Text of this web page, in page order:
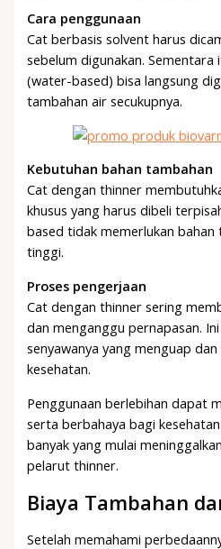
Cara penggunaan
Cat berbasis solvent harus
sebelum digunakan.
(water-based) bisa langsung
tambahan air secukupnya.
Kebutuhan bahan tambahan
Cat dengan thinner
khusus yang harus dibeli
based tidak memerlukan bahan
tinggi.
Proses pengerjaan
Cat dengan thinner sering
dan menganggu pernapasan.
senyawanya yang menguap
kesehatan.
Penggunaan berlebihan dapat
serta berbahaya bagi
banyak yang mulai
pelarut thinner.
Biaya Tambahan
Setelah memahami